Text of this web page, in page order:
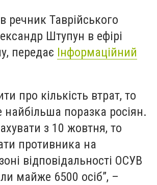
речник Таврійського
Штупун в ефірі
передає Інформаційний
про кількість втрат, то
найбільша поразка росіян.
з 10 жовтня, то
противника на
відповідальності ОСУВ
майже 6500 осіб”, –